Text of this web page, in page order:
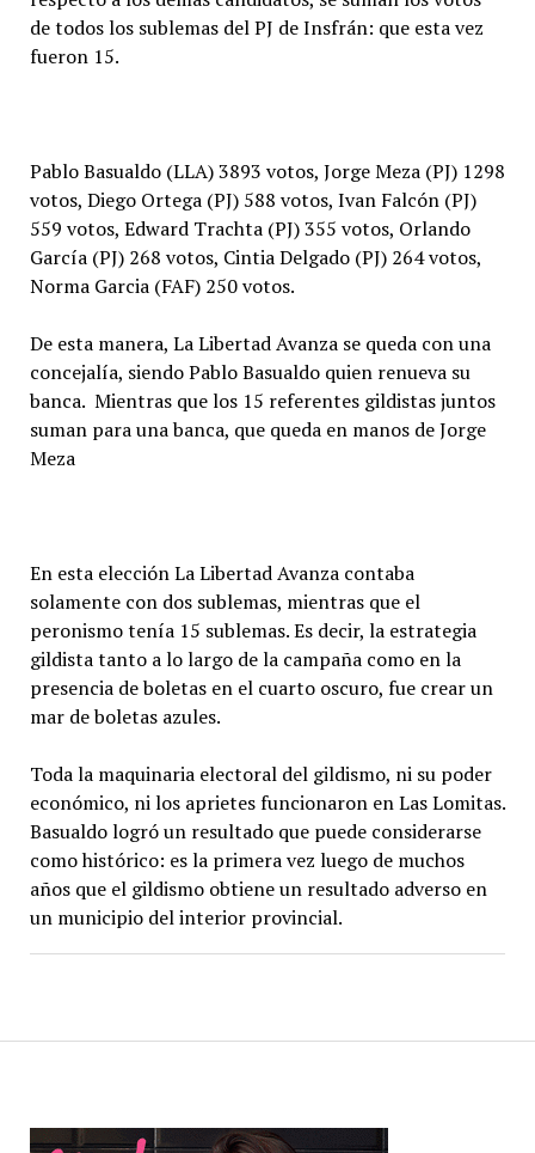
de todos los sublemas del PJ de Insfrán: que esta vez
fueron 15.
Pablo Basualdo (LLA) 3893 votos, Jorge Meza (PJ) 1298
votos, Diego Ortega (PJ) 588 votos, Ivan Falcón (PJ)
559 votos, Edward Trachta (PJ) 355 votos, Orlando
García (PJ) 268 votos, Cintia Delgado (PJ) 264 votos,
Norma Garcia (FAF) 250 votos.
De esta manera, La Libertad Avanza se queda con una
concejalía, siendo Pablo Basualdo quien renueva su
banca. Mientras que los 15 referentes gildistas juntos
suman para una banca, que queda en manos de Jorge
Meza
En esta elección La Libertad Avanza contaba
solamente con dos sublemas, mientras que el
peronismo tenía 15 sublemas. Es decir, la estrategia
gildista tanto a lo largo de la campaña como en la
presencia de boletas en el cuarto oscuro, fue crear un
mar de boletas azules.
Toda la maquinaria electoral del gildismo, ni su poder
económico, ni los aprietes funcionaron en Las Lomitas.
Basualdo logró un resultado que puede considerarse
como histórico: es la primera vez luego de muchos
años que el gildismo obtiene un resultado adverso en
un municipio del interior provincial.